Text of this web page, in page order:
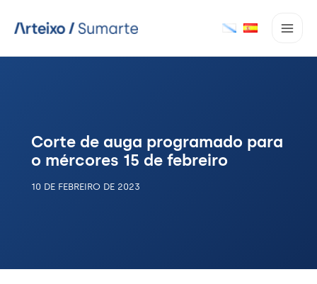
Corte de auga programado para
o mércores 15 de febreiro
10 DE FEBREIRO DE 2023